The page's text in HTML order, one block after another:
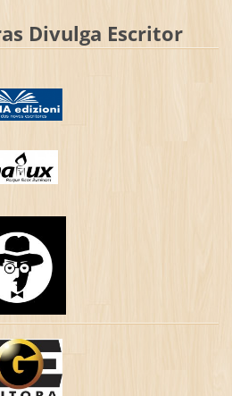
Divulga Escritor